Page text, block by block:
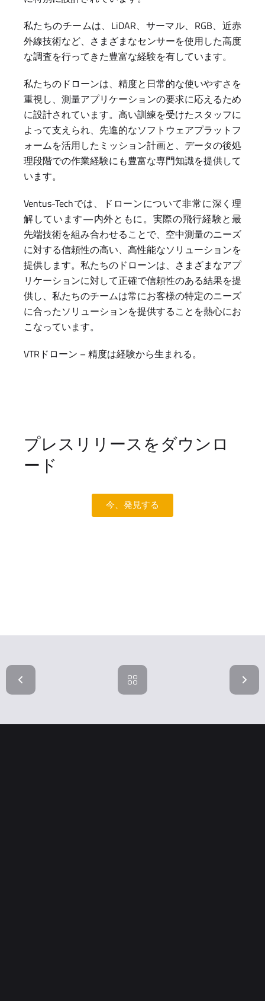
私たちのチームは、LiDAR、サーマル、RGB、近赤
外線技術など、さまざまなセンサーを使用した高度
な調査を行ってきた豊富な経験を有しています。
私たちのドローンは、精度と日常的な使いやすさを
重視し、測量アプリケーションの要求に応えるため
に設計されています。高い訓練を受けたスタッフに
よって支えられ、先進的なソフトウェアプラットフ
ォームを活用したミッション計画と、データの後処
理段階での作業経験にも豊富な専門知識を提供して
います。
Ventus-Techでは、ドローンについて非常に深く理
解しています—内外ともに。実際の飛行経験と最
先端技術を組み合わせることで、空中測量のニーズ
に対する信頼性の高い、高性能なソリューションを
提供します。私たちのドローンは、さまざまなアプ
リケーションに対して正確で信頼性のある結果を提
供し、私たちのチームは常にお客様の特定のニーズ
に合ったソリューションを提供することを熱心にお
こなっています。
VTRドローン – 精度は経験から生まれる。
プレスリリースをダウンロ
ード
今、発見する